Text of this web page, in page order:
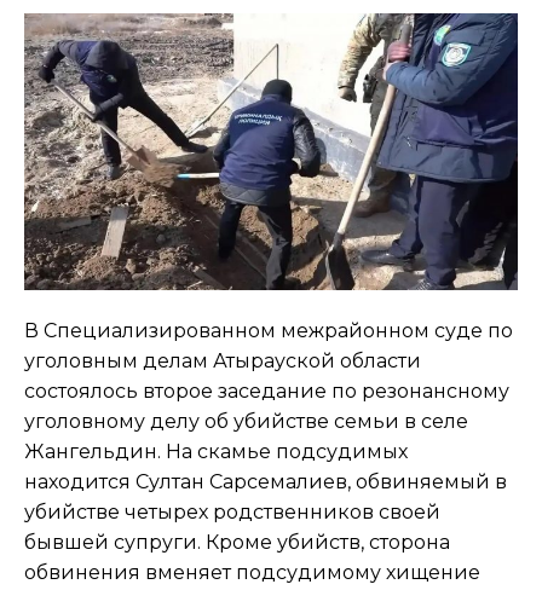
В Специализированном межрайонном суде по
уголовным делам Атырауской области
состоялось второе заседание по резонансному
уголовному делу об убийстве семьи в селе
Жангельдин. На скамье подсудимых
находится Султан Сарсемалиев, обвиняемый в
убийстве четырех родственников своей
бывшей супруги. Кроме убийств, сторона
обвинения вменяет подсудимому хищение